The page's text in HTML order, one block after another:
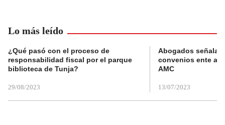
Lo más leído
¿Qué pasó con el proceso de
responsabilidad fiscal por el parque
biblioteca de Tunja?
29/08/2023
Abogados
convenios ente
AMC
13/07/2023